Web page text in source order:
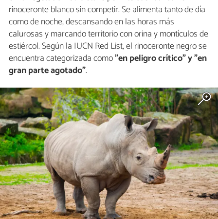
rinoceronte blanco sin competir. Se alimenta tanto de día
como de noche, descansando en las horas más
calurosas y marcando territorio con orina y montículos de
estiércol. Según la IUCN Red List, el rinoceronte negro se
encuentra categorizada como"en peligro crítico" y "en
gran parte agotado".